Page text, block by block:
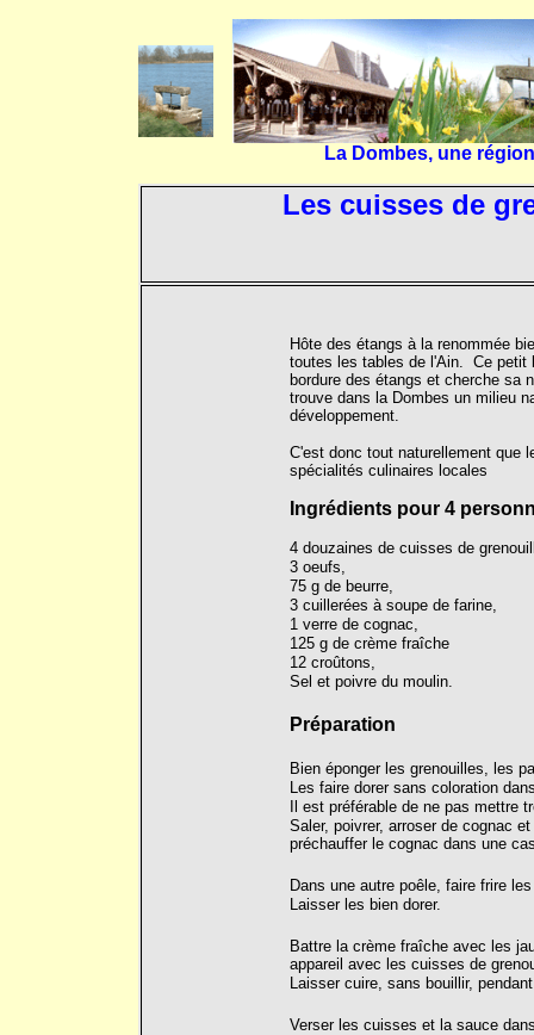
La Dombes, une
Les cuisses de
Hôte des étangs à la renommée
toutes les tables de l'Ain. Ce petit
bordure des étangs et cherche sa
trouve dans la Dombes un milieu
développement.
C'est donc tout naturellement que
spécialités culinaires locales
Ingrédients pour 4
4 douzaines de cuisses de
3 oeufs,
75 g de beurre,
3 cuillerées à soupe de farine,
1 verre de cognac,
125 g de crème fraîche
12 croûtons,
Sel et poivre du moulin.
Préparation
Bien éponger les grenouilles, les
Les faire dorer sans coloration
Il est préférable de ne pas mettre
Saler, poivrer, arroser de cognac
préchauffer le cognac dans une
Dans une autre poêle, faire frire
Laisser les bien dorer.
Battre la crème fraîche avec les
appareil avec les cuisses de
Laisser cuire, sans bouillir,
Verser les cuisses et la sauce